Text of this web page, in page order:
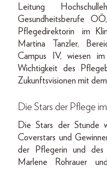
Leitung
Gesundheitsberufe
Pflegedirektorin
im
Martina Tanzler,
Campus IV, wiesen
Wichtigkeit des
Zukunftsvisionen mit
Die Stars der Pflege
Die Stars der Stunde
Coverstars und
der Pflegerin und des
Marlene Rohrauer